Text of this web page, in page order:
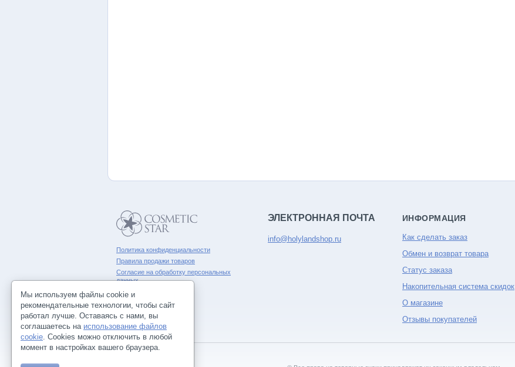
Политика конфиденциальности
Правила продажи товаров
Согласие на обработку персональных
данных
ЭЛЕКТРОННАЯ ПОЧТА
info@holylandshop.ru
ИНФОРМАЦИЯ
Как сделать заказ
Обмен и возврат товара
Статус заказа
Накопительная система скидок
О магазине
Отзывы покупателей
Мы используем файлы cookie и
рекомендательные технологии, чтобы сайт
работал лучше. Оставаясь с нами, вы
соглашаетесь на использование файлов
cookie. Cookies можно отключить в любой
момент в настройках вашего браузера.